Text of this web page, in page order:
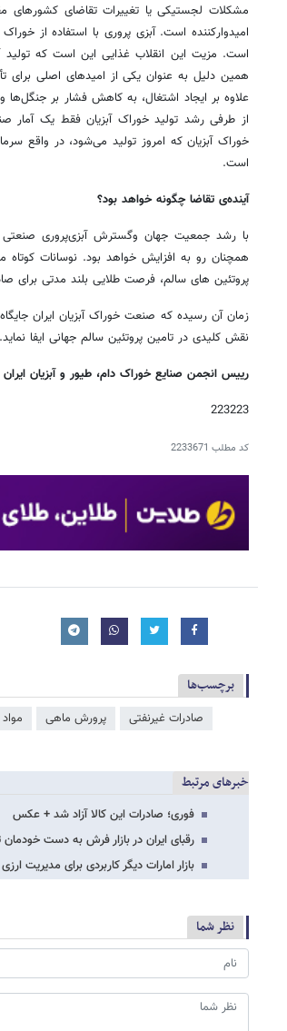
مشکلات لجستیکی یا تغییرات تقاضای کشورهای
امیدوارکننده است. آبزی پروری با استفاده از
است. مزیت این انقلاب غذایی این است که تولید
همین دلیل به عنوان یکی از امیدهای اصلی
علاوه بر ایجاد اشتغال، به کاهش فشار بر
از طرفی رشد تولید خوراک آبزیان فقط یک
خوراک آبزیان که امروز تولید می‌شود، در واقع
است.
آینده‌ی تقاضا چگونه خواهد بود؟
با رشد جمعیت جهان وگسترش آبزی‌پروری صنعتی
همچنان رو به افزایش خواهد بود. نوسانات
پروتئین های سالم، فرصت طلایی بلند مدتی برای
زمان آن رسیده که صنعت خوراک آبزیان ایران
نقش کلیدی در تامین پروتئین سالم جهانی ایفا نماید.
رییس انجمن صنایع خوراک دام، طیور و آبزیان ایران
223223
کد مطلب 2233671
برچسب‌ها
صادرات غیرنفتی پرورش ماهی
خبرهای مرتبط
فوری؛ صادرات این کالا آزاد شد + عکس
رقبای ایران در بازار فرش به دست خودمان
بازار امارات دیگر کاربردی برای مدیریت
نظر شما